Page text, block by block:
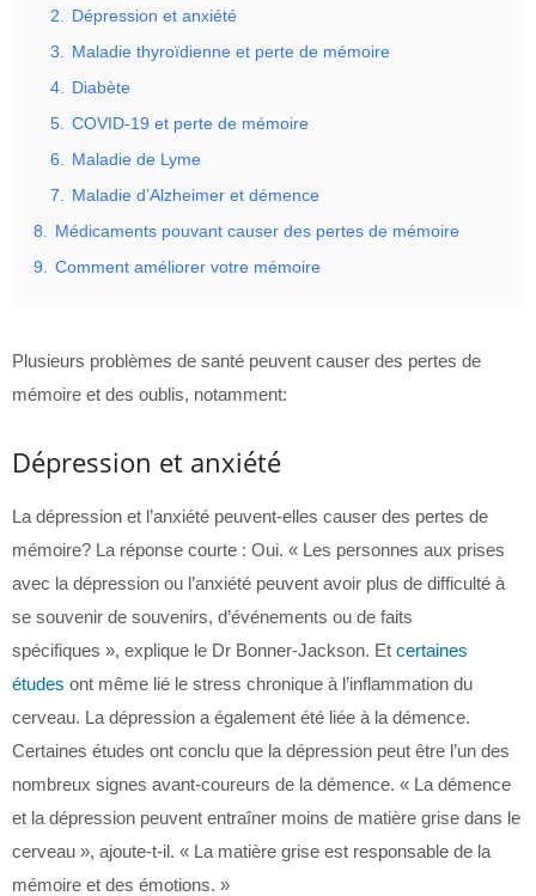
2. Dépression et anxiété
3. Maladie thyroïdienne et perte de mémoire
4. Diabète
5. COVID-19 et perte de mémoire
6. Maladie de Lyme
7. Maladie d’Alzheimer et démence
8. Médicaments pouvant causer des pertes de mémoire
9. Comment améliorer votre mémoire
Plusieurs problèmes de santé peuvent causer des pertes de
mémoire et des oublis, notamment:
Dépression et anxiété
La dépression et l’anxiété peuvent-elles causer des pertes de
mémoire? La réponse courte : Oui. « Les personnes aux prises
avec la dépression ou l’anxiété peuvent avoir plus de difficulté à
se souvenir de souvenirs, d’événements ou de faits
spécifiques », explique le Dr Bonner-Jackson. Et certaines
études ont même lié le stress chronique à l’inflammation du
cerveau. La dépression a également été liée à la démence.
Certaines études ont conclu que la dépression peut être l’un des
nombreux signes avant-coureurs de la démence. « La démence
et la dépression peuvent entraîner moins de matière grise dans le
cerveau », ajoute-t-il. « La matière grise est responsable de la
mémoire et des émotions. »